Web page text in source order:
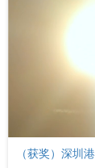
（获奖）深圳